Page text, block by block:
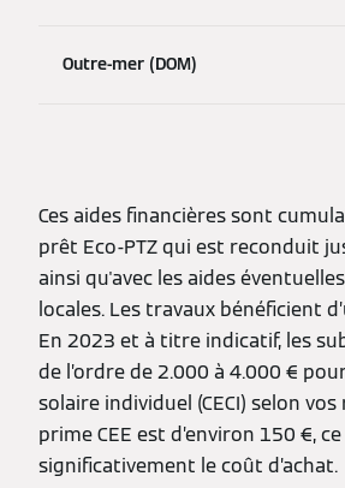
Outre-mer (DOM)
Ces aides financières sont
prêt Eco-PTZ qui est reconduit
ainsi qu'avec les aides
locales. Les travaux bénéficient
En 2023 et à titre indicatif, les
de l’ordre de 2.000 à 4.000 €
solaire individuel (CECI) selon
prime CEE est d’environ 150 €,
significativement le coût d’achat.